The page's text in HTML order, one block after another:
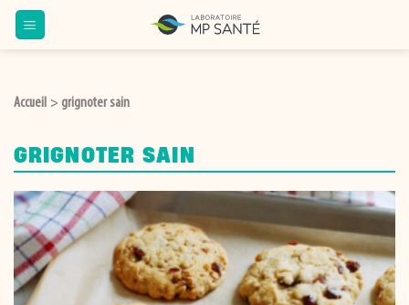
Passer
au
Accueil > grignoter sain
GRIGNOTER SAIN